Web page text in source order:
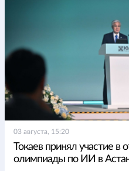
03 августа, 15:20
Токаев принял участие
олимпиады по ИИ в